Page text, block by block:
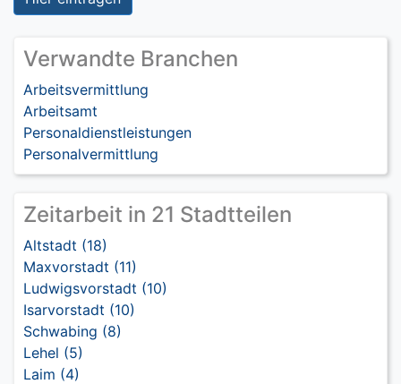
Verwandte Branchen
Arbeitsvermittlung
Arbeitsamt
Personaldienstleistungen
Personalvermittlung
Zeitarbeit in 21 Stadtteilen
Altstadt (18)
Maxvorstadt (11)
Ludwigsvorstadt (10)
Isarvorstadt (10)
Schwabing (8)
Lehel (5)
Laim (4)